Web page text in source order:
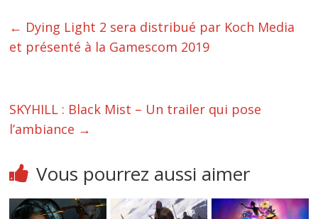
← Dying Light 2 sera distribué par Koch Media
et présenté à la Gamescom 2019
SKYHILL : Black Mist – Un trailer qui pose
l’ambiance →
Vous pourrez aussi aimer